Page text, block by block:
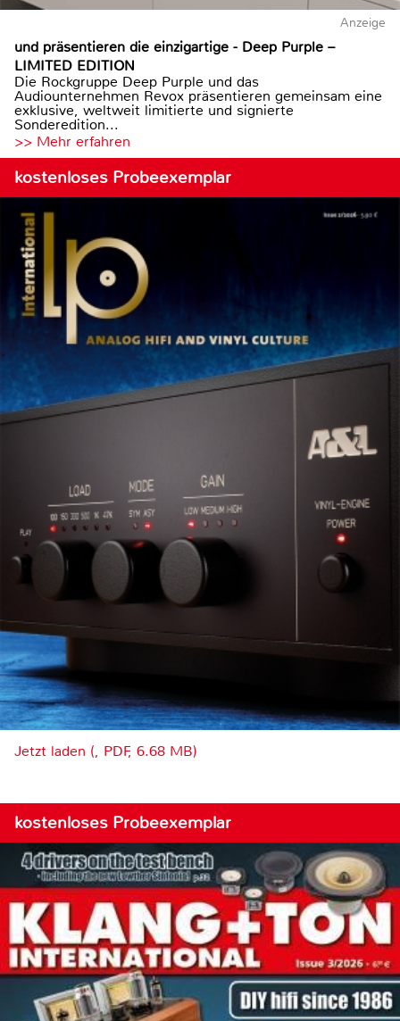
Anzeige
und präsentieren die einzigartige - Deep Purple –
LIMITED EDITION
Die Rockgruppe Deep Purple und das
Audiounternehmen Revox präsentieren gemeinsam eine
exklusive, weltweit limitierte und signierte
Sonderedition...
>> Mehr erfahren
kostenloses Probeexemplar
Jetzt laden (, PDF, 6.68 MB)
kostenloses Probeexemplar